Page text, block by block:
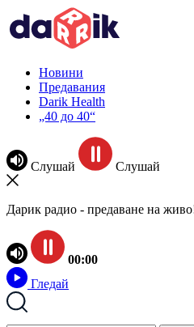
Новини
Предавания
Darik Health
„40 до 40“
Слушай Слушай
Дарик радио - предаване на
00:00
Гледай